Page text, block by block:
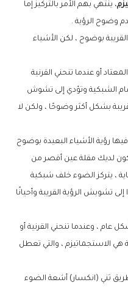
، ينتهي بهم الأمر بالتركيز إما
وضوح الرؤية .
بوضوح ، لكن الأشياء
أو عندما تنحني القرنية
الشبكية وتؤدي إلى تشوش
بشكل أكثر وضوحًا ، ولكن لا
رؤية الأشياء البعيدة بوضوح
يكون لديك مقلة عين أقصر من
، يتركز الضوء خلف شبكية
تشويش الرؤية القريبة وأحيانًا
، وعندما تنحني القرنية أو
الاستجماتيزم ، والتي تعطل
ثني (انكسار) أشعة الضوء